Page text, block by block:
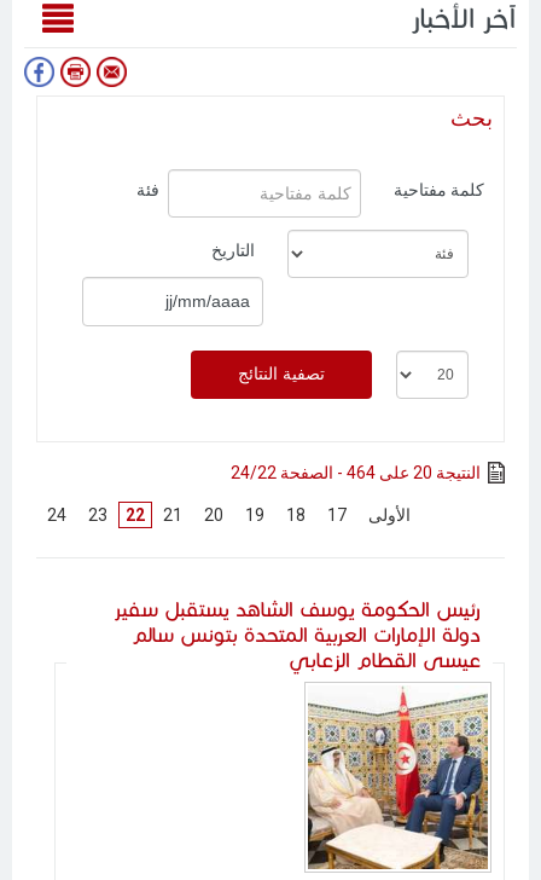
آخر الأخبار
بحث
كلمة مفتاحية فئة
التاريخ
النتيجة 20 على 464 - الصفحة 24/22
الأولى 17
18
19
20
21
22
23
24
رئيس الحكومة يوسف الشاهد يستقبل سفير
دولة الإمارات العربية المتحدة بتونس سالم
عيسى القطام الزعابي